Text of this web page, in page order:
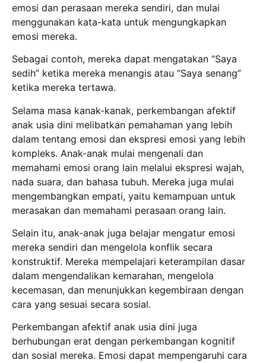
emosi dan perasaan mereka sendiri, dan mulai
menggunakan kata-kata untuk mengungkapkan
emosi mereka.
Sebagai contoh, mereka dapat mengatakan “Saya
sedih” ketika mereka menangis atau “Saya senang”
ketika mereka tertawa.
Selama masa kanak-kanak, perkembangan afektif
anak usia dini melibatkan pemahaman yang lebih
dalam tentang emosi dan ekspresi emosi yang lebih
kompleks. Anak-anak mulai mengenali dan
memahami emosi orang lain melalui ekspresi wajah,
nada suara, dan bahasa tubuh. Mereka juga mulai
mengembangkan empati, yaitu kemampuan untuk
merasakan dan memahami perasaan orang lain.
Selain itu, anak-anak juga belajar mengatur emosi
mereka sendiri dan mengelola konflik secara
konstruktif. Mereka mempelajari keterampilan dasar
dalam mengendalikan kemarahan, mengelola
kecemasan, dan menunjukkan kegembiraan dengan
cara yang sesuai secara sosial.
Perkembangan afektif anak usia dini juga
berhubungan erat dengan perkembangan kognitif
dan sosial mereka. Emosi dapat mempengaruhi cara